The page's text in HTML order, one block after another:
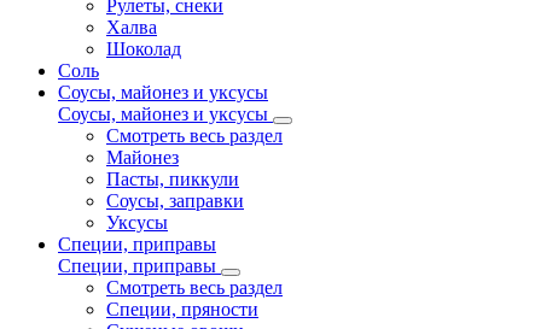
Рулеты, снеки
Халва
Шоколад
Соль
Соусы, майонез и уксусы
Соусы, майонез и уксусы
Смотреть весь раздел
Майонез
Пасты, пиккули
Соусы, заправки
Уксусы
Специи, приправы
Специи, приправы
Смотреть весь раздел
Специи, пряности